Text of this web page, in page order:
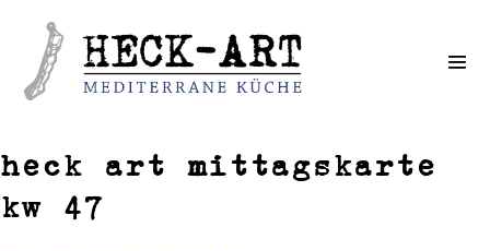
Weiter
Inhalt
heck art mittagskarte
kw 47